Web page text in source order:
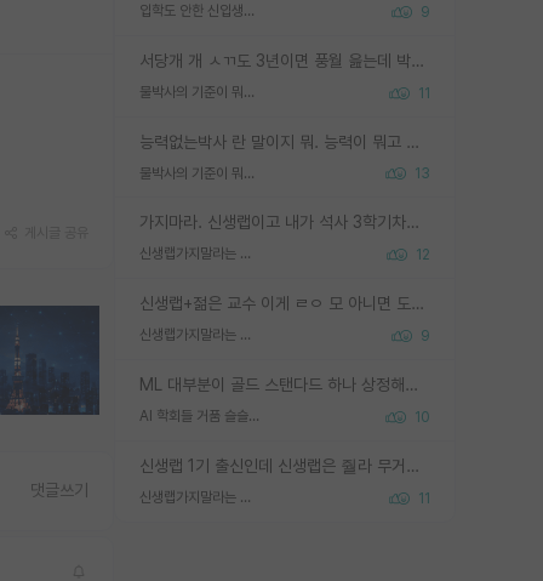
입학도 안한 신입생이 원래 관심을 받나요 9
서당개 개 ㅅㄲ도 3년이면 풍월 읊는데 박사 5년 이상 대리고 있으면서 물된건 교수 탓 맞는ㄱ게 거기가 서당이 아니란 소리임
물박사의 기준이 뭐임? 11
능력없는박사 란 말이지 뭐. 능력이 뭐고 능력이 있다는게 뭔지는 사람마다 기준이 다르니까 얘기해봐야 서로 자기 기준만 얘기해서 논쟁이 끝이 안나고. 주위에서 능력있고 야심있는 신입생이 교수가 유의미한 피드백을 아예 안주면서 제대로된 과제에 참여해볼 기회도 제공하지 않고 잡일 뺑뺑이만 돌려서 맨날 단순작업만 하면서 밤새다가 눈빛이 점점 죽어가는걸 본 사람은 물박사는 교수탓이라고 하고, 교수는 이것저것 알려도 주고 기회도 주고 사수 동기 붙여주면서 어떻게든 끌고가려고 하는데 본인이 매일 뺀질거리면서 출근 하는둥마는둥 하다가 기껏 와서도 폰이나 쳐다보다가 실험 망치고 저녁약속있어서 먼저 가볼게요~ 하는걸 본 사람은 물박사는 본인탓이라고 함.
물박사의 기준이 뭐임? 13
가지마라. 신생랩이고 내가 석사 3학기차인데 최고참인데 나도 아무것도 모르는데 교수가 후배들 왜 논문 교육 안시키냐. 논문 왜 안 써오냐 닦달한다
신생랩가지말라는 이유가 있었구나 12
신생랩+젊은 교수 이게 ㄹㅇ 모 아니면 도인듯.
신생랩가지말라는 이유가 있었구나 9
ML 대부분이 골드 스탠다드 하나 상정해놓고 (벤치마크 데이터셋이 여러 개면 여러 개 상정) 그거 얼마나 잘 맞추나 싸움임 가끔 번뜩이는 설계 철학을 보여주는 논문들도 있지만 대부분 그거 성적 얼마나 더 올리느라에 혈안이 되어 있는 측면이 잇음
AI 학회들 거품 슬슬 지적이 나오네요 10
신생랩 1기 출신인데 신생랩은 줠라 무거운 바벨 같은거임. 들면 대박인데 못들면 깔려 죽음. 아무도 알려주지 않는 환경에서 자생해야하지만, 일단 살아남았다면 그 어떤 사람보다 악착같고 생존력 높은 사람으로 거듭날 수 있음
신생랩가지말라는 이유가 있었구나 11
댓글쓰기